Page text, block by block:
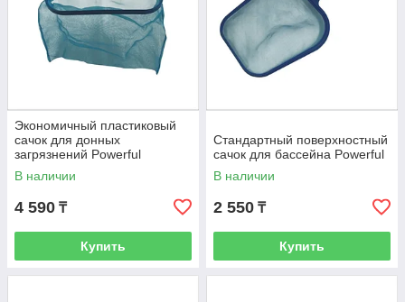
Экономичный пластиковый
сачок для донных
загрязнений Powerful
В наличии
4 590 ₸
Купить
Стандартный поверхностный
сачок для бассейна Powerful
В наличии
2 550 ₸
Купить